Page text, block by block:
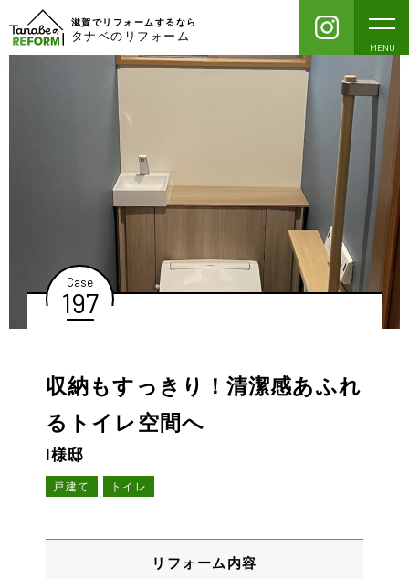
滋賀でリフォームするなら
タナベのリフォーム
MENU
Case
197
収納もすっきり！清潔感あふれ
るトイレ空間へ
I様邸
戸建て トイレ
リフォーム内容